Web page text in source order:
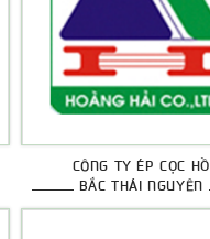
CÔNG TY ÉP CỌC HỒ
BẮC THÁI NGUYÊN